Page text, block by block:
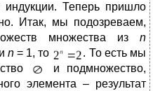
индукции. Теперь пришло
Итак, мы подозреваем,
множества из n
n= 1, то
. То есть мы
и подмножество,
элемента – результат